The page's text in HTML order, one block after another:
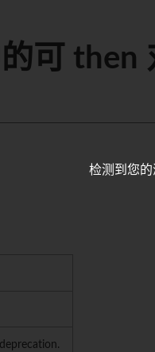
可 then
检测到您